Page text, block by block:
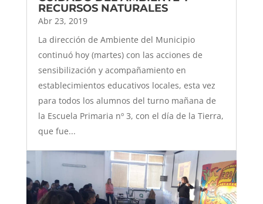
RECURSOS NATURALES
Abr 23, 2019
La dirección de Ambiente del Municipio
continuó hoy (martes) con las acciones de
sensibilización y acompañamiento en
establecimientos educativos locales, esta vez
para todos los alumnos del turno mañana de
la Escuela Primaria nº 3, con el día de la Tierra,
que fue...